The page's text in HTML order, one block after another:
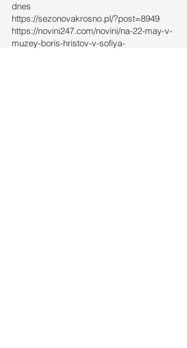
dnes
https://sezonovakrosno.pl/?post=8949
https://novini247.com/novini/na-22-may-v-
muzey-boris-hristov-v-sofiya-